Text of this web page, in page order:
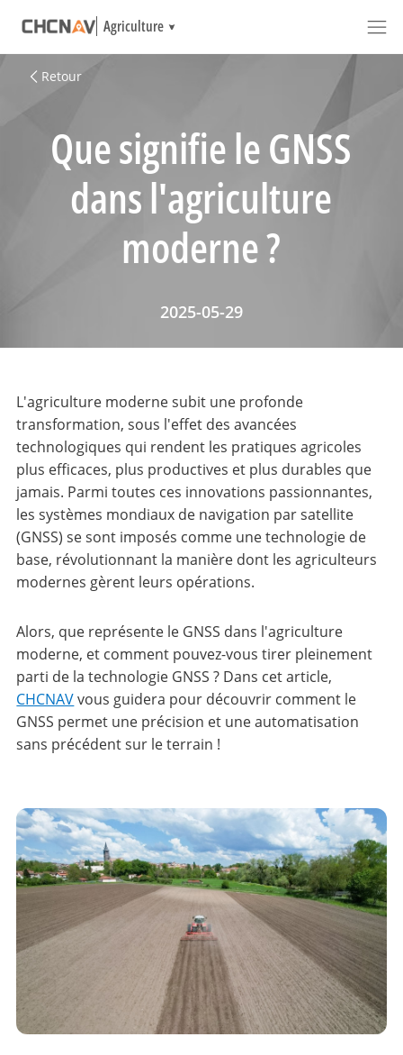
Agriculture
Retour
Que signifie le GNSS
dans l'agriculture
moderne ?
2025-05-29
L'agriculture moderne subit une profonde
transformation, sous l'effet des avancées
technologiques qui rendent les pratiques agricoles
plus efficaces, plus productives et plus durables que
jamais. Parmi toutes ces innovations passionnantes,
les systèmes mondiaux de navigation par satellite
(GNSS) se sont imposés comme une technologie de
base, révolutionnant la manière dont les agriculteurs
modernes gèrent leurs opérations.
Alors, que représente le GNSS dans l'agriculture
moderne, et comment pouvez-vous tirer pleinement
parti de la technologie GNSS ? Dans cet article,
CHCNAVvous guidera pour découvrir comment le
GNSS permet une précision et une automatisation
sans précédent sur le terrain !